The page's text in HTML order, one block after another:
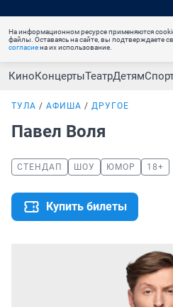
На информационном ресурсе применяются
файлы. Оставаясь на сайте, вы подтверждаете
согласиена их использование.
КиноКонцертыТеатрДетям
ТУЛА АФИША ДРУГОЕ
Павел Воля
СТЕНДАП ШОУ ЮМОР 18+
Купить билеты